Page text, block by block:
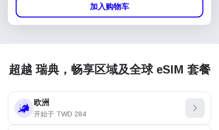
加入购物车
超越 瑞典，畅享区域及全球 eSIM 套餐
欧洲
开始于 TWD 284